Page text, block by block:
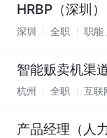
HRBP（深圳）
深圳 全职 职能
智能贩卖机渠
杭州 全职 互联
产品经理（人